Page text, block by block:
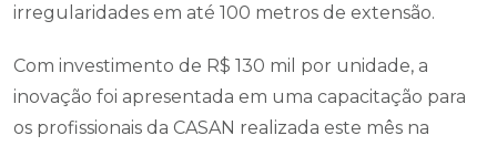
irregularidades em até 100 metros de extensão.
Com investimento de R$ 130 mil por unidade, a
inovação foi apresentada em uma capacitação para
os profissionais da CASAN realizada este mês na